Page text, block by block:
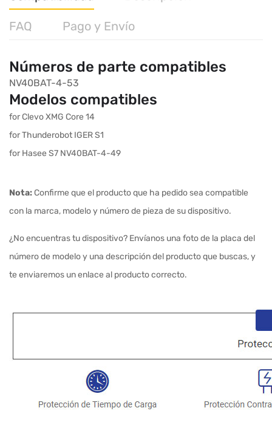
FAQ Pago y Envío
Números de parte compatibles
NV40BAT-4-53
Modelos compatibles
for Clevo XMG Core 14
for Thunderobot IGER S1
for Hasee S7 NV40BAT-4-49
Nota:Confirme que el producto que ha pedido sea compatible
con la marca, modelo y número de pieza de su dispositivo.
¿No encuentras tu dispositivo? Envíanos una foto de la placa del
número de modelo y una descripción del producto que buscas, y
te enviaremos un enlace al producto correcto.